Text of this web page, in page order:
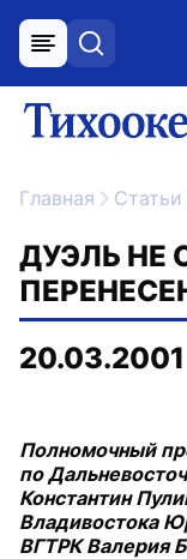
меню поиск
Главная Статьи
ДУЭЛЬ НЕ
20.03.2001
Полномочный
по
Константин
Владивостока
ВГТРК Валерия